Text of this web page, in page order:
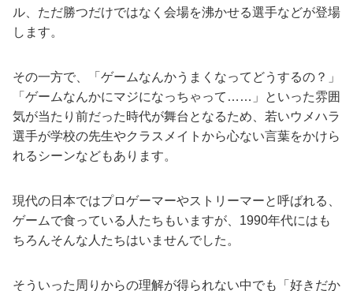
ル、ただ勝つだけではなく会場を沸かせる選手などが登場
します。
その一方で、「ゲームなんかうまくなってどうするの？」
「ゲームなんかにマジになっちゃって……」といった雰囲
気が当たり前だった時代が舞台となるため、若いウメハラ
選手が学校の先生やクラスメイトから心ない言葉をかけら
れるシーンなどもあります。
現代の日本ではプロゲーマーやストリーマーと呼ばれる、
ゲームで食っている人たちもいますが、1990年代にはも
ちろんそんな人たちはいませんでした。
そういった周りからの理解が得られない中でも「好きだか